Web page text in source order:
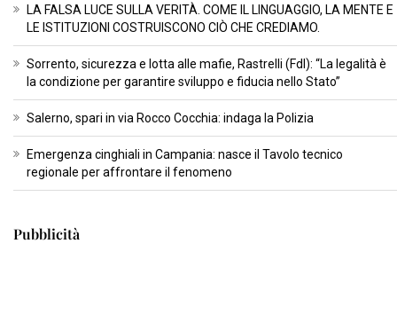
LA FALSA LUCE SULLA VERITÀ. COME IL LINGUAGGIO, LA MENTE E
LE ISTITUZIONI COSTRUISCONO CIÒ CHE CREDIAMO.
Sorrento, sicurezza e lotta alle mafie, Rastrelli (FdI): “La legalità è
la condizione per garantire sviluppo e fiducia nello Stato”
Salerno, spari in via Rocco Cocchia: indaga la Polizia
Emergenza cinghiali in Campania: nasce il Tavolo tecnico
regionale per affrontare il fenomeno
Pubblicità